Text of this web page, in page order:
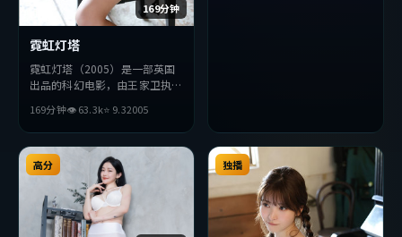
169分钟
霓虹灯塔
霓虹灯塔（2005）是一部英国
出品的科幻电影，由王家卫执
主演。影片在叙事与视听上力求
突破，探讨人性与抉择，节奏张
弛有度，适合喜欢该类型的观众
完整观看。
169分钟👁63.3k⭐ 9.32005
高分 独播